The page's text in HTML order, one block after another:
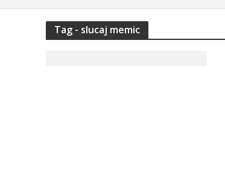
Tag - slucaj memic